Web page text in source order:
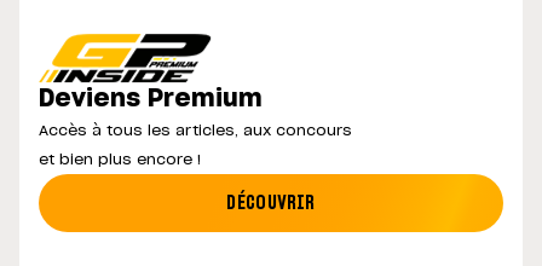
Deviens Premium
Accès à tous les articles, aux concours
et bien plus encore !
DÉCOUVRIR